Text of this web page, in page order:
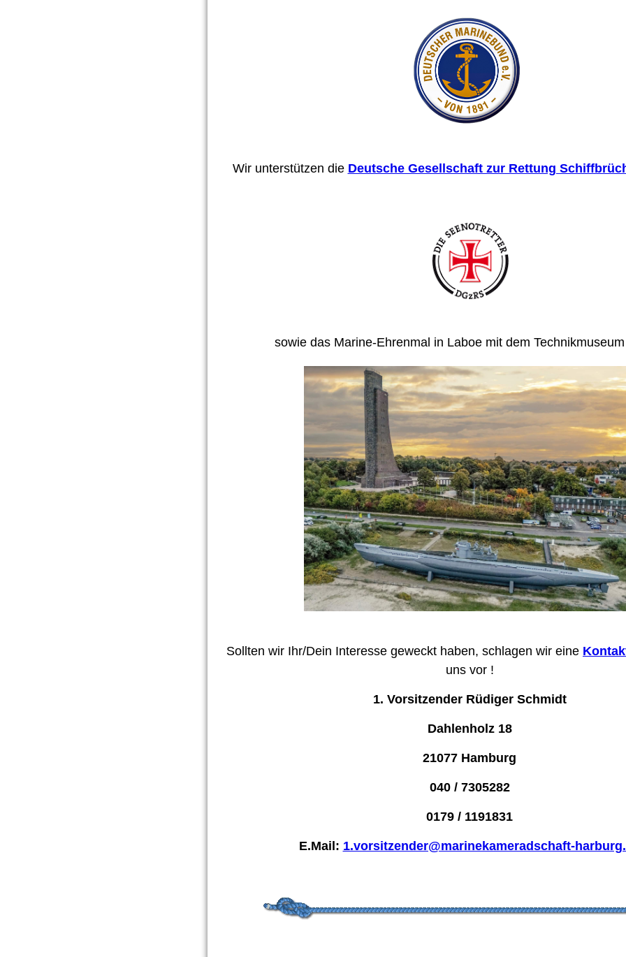
Wir unterstützen die Deutsche Gesellschaft zur Rettung
sowie das Marine-Ehrenmal in Laboe mit dem
Sollten wir Ihr/Dein Interesse geweckt haben, schlagen wir eine
unsvor !
1. Vorsitzender Rüdiger Schmidt
Dahlenholz 18
21077 Hamburg
040 / 7305282
0179 / 1191831
E.Mail: 1.vorsitzender@marinekameradschaft-